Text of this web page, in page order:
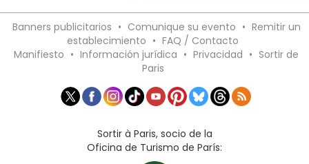
Banners publicitarios • Comunique su evento • Remitir un
establecimiento • FAQ / Contacto
Manifiesto • Información jurídica • Privacidad • Sortir de
Paris
Sortir à Paris, socio de la
Oficina de Turismo de París: